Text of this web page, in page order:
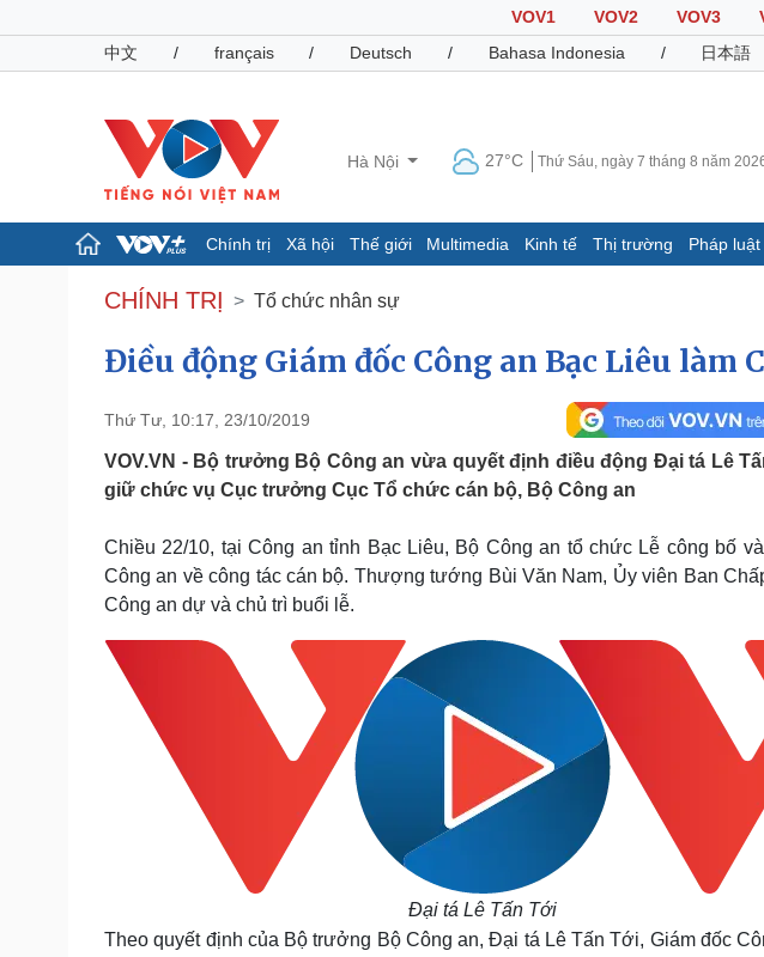
VOV1 VOV2 VOV3
中文
/ français / Deutsch / Bahasa Indonesia / 日本語
Hà Nội 27°C Thứ Sáu, ngày 7 tháng 8 năm
Chính trị Xã hội Thế giới Multimedia Kinh tế Thị trường Pháp luật
Chính trị
Tổ chức nhân sự
Quốc hội
Xã hội
Dự báo thời tiết
Giáo dục
Biển đảo
Cuộc sống đó đây
Hồ sơ
Pháp luật
Tin nóng
Tư vấn luật
Quân sự - Quốc phòng
Việt Nam
Phân tích
Thể thao
Lịch thi đấu bóng đá
Thế giới thể thao
Sức khỏe
Dinh dưỡng - món ngon
Cây thuốc
Sản phụ khoa
Nhi khoa
Làm đẹp - giảm cân
Phòng mạch online
Ăn sạch sống khỏe
Đời sống
Nhà đẹp
Blog
Tình yêu - Gia đình
Sân khấu - Điện ảnh
Văn học
Âm nhạc
Di sản
CHÍNH TRỊ Tổ chức nhân sự
Điều động Giám đốc Công an Bạc Liêu làm
Thứ Tư, 10:17, 23/10/2019
VOV.VN - Bộ trưởng Bộ Công an vừa quyết định điều động Đại tá Lê
giữ chức vụ Cục trưởng Cục Tổ chức cán bộ, Bộ Công an
Chiều 22/10, tại Công an tỉnh Bạc Liêu, Bộ Công an tổ chức Lễ công bố
Công an về công tác cán bộ. Thượng tướng Bùi Văn Nam, Ủy viên Ban
Công an dự và chủ trì buổi lễ.
Đại tá Lê Tấn Tới
Theo quyết định của Bộ trưởng Bộ Công an, Đại tá Lê Tấn Tới, Giám đốc